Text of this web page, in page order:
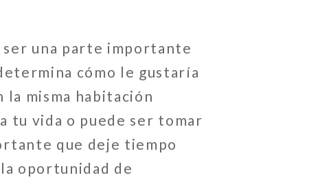
ser una parte importante
cómo le gustaría
misma habitación
tu vida o puede ser tomar
que deje tiempo
oportunidad de